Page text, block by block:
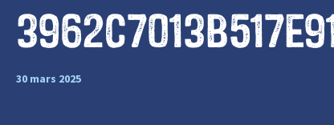
30 mars 2025